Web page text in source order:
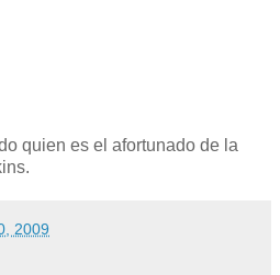
quien es el afortunado de la
2009